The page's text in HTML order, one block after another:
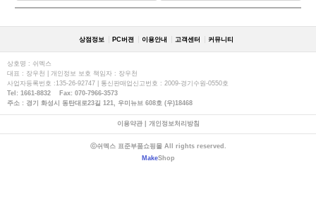
상점정보 PC버젼 이용안내 고객센터 커뮤니티
상호명 : 쉬멕스
대표 : 장우천 | 개인정보 보호 책임자 : 장우천
사업자등록번호 :135-26-92747 | 통신판매업신고번호 : 2009-경기수원-0550호
Tel: 1661-8832 Fax: 070-7966-3573
주소 : 경기 화성시 동탄대로23길 121, 우미뉴브 608호 (우)18468
이용약관| 개인정보처리방침
ⓒ쉬멕스 표준부품쇼핑몰 All rights reserved.
MakeShop